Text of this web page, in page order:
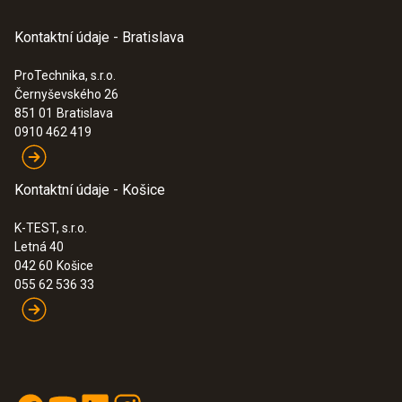
Hlavní technická data
Váha
145 g
Délka kabelu
Průměr sondy
5 mm
4 mm
:0560 1108
testo 110 - teplomer
Kontaktní údaje - Bratislava
ProTechnika, s.r.o.
Černyševského 26
851 01 Bratislava
0910 462 419
Kontaktní údaje - Košice
K-TEST, s.r.o.
Letná 40
042 60 Košice
055 62 536 33